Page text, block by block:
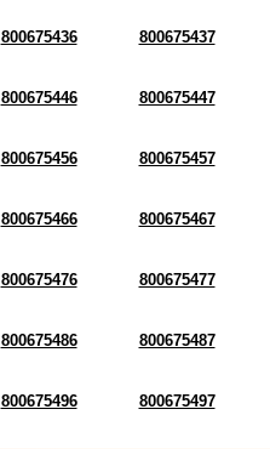
800675436 800675437
800675446 800675447
800675456 800675457
800675466 800675467
800675476 800675477
800675486 800675487
800675496 800675497